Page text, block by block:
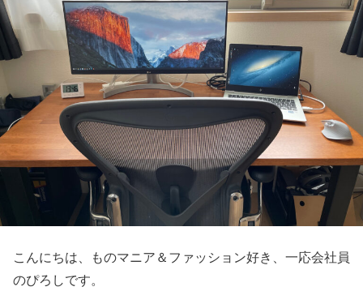
こんにちは、ものマニア＆ファッション好き、一応会社員
のぴろしです。